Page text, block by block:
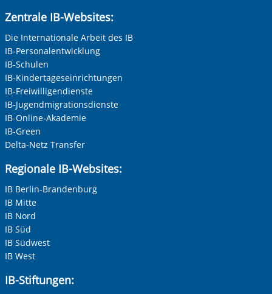
Anrede*
Keine Angabe
Frau
Herr
Neutrale Anrede
Unternehmen
Nachname, Vorname *
Adresse (PLZ, Ort, Strasse)
Ihre E-Mail-Adresse
Zentrale IB-Websites:
Die Internationale Arbeit des IB
IB-Personalentwicklung
IB-Schulen
IB-Kindertageseinrichtungen
IB-Freiwilligendienste
IB-Jugendmigrationsdienste
IB-Online-Akademie
IB-Green
Delta-Netz Transfer
Regionale IB-Websites:
IB Berlin-Brandenburg
IB Mitte
IB Nord
IB Süd
IB Südwest
IB West
IB-Stiftungen: